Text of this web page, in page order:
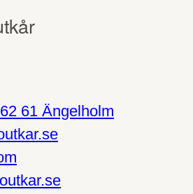
61 Ängelholm